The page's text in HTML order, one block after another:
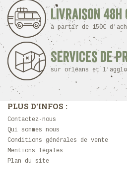
Livraison
à partir de 150€
Services de
sur orléans et l'agglo
PLUS D'INFOS :
Contactez-nous
Qui sommes nous
Conditions générales de vente
Mentions légales
Plan du site